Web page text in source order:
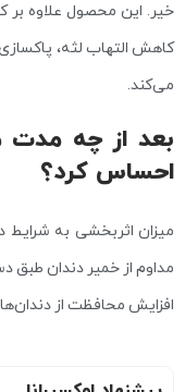
خیر. این محصول علاوه
کاهش التهاب لثه،
می‌کند.
بعد از چه
احساس کرد؟
میزان اثربخشی به شرایط
مداوم از خمیر دندان
افزایش محافظت از